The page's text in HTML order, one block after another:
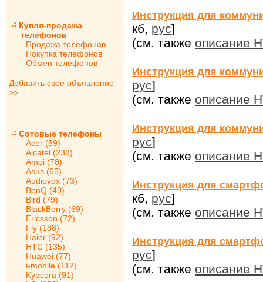
Купля-продажа
телефонов
Продажа телефонов
Покупка телефонов
Обмен телефонов
Добавить свое объявление
>>
Сотовые телефоны
Acer (59)
Alcatel (238)
Amoi (78)
Asus (65)
Audiovox (73)
BenQ (40)
Bird (79)
BlackBerry (69)
Ericsson (72)
Fly (188)
Haier (92)
HTC (135)
Huawei (77)
i-mobile (112)
Kyocera (91)
Инструкция для
кб, рус]
(см. также описание
Инструкция для
рус]
(см. также описание
Инструкция для
рус]
(см. также описание
Инструкция для
кб, рус]
(см. также описание
Инструкция для
рус]
(см. также описание